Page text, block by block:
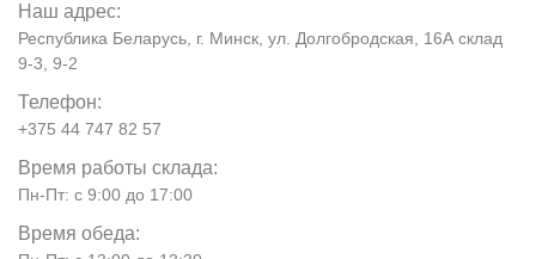
Наш адрес:
Республика Беларусь, г. Минск, ул. Долгобродская, 16А склад
9-3, 9-2
Телефон:
+375 44 747 82 57
Время работы склада:
Пн-Пт: с 9:00 до 17:00
Время обеда: